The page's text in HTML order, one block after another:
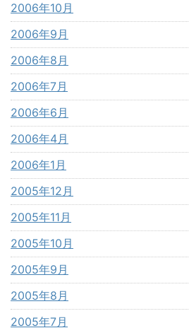
2006年10月
2006年9月
2006年8月
2006年7月
2006年6月
2006年4月
2006年1月
2005年12月
2005年11月
2005年10月
2005年9月
2005年8月
2005年7月